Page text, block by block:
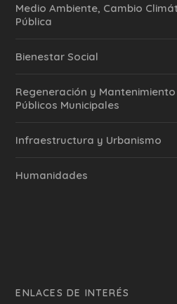
Medio Ambiente, Cambio
Pública
Bienestar Social
Regeneración y
Públicos Municipales
Infraestructura y Urbanismo
Humanidades
ENLACES DE INTERÉS